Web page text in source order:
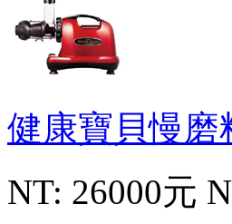
健康寶貝慢磨
NT: 26000元